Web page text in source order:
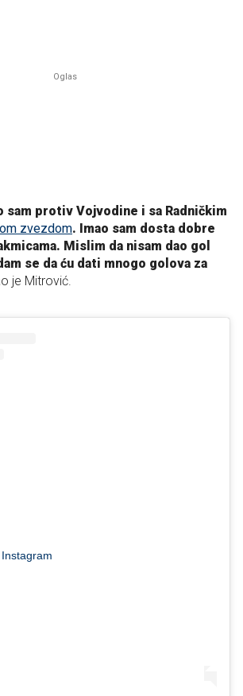
sam protiv Vojvodine i sa Radničkim
zvezdom. Imao sam dosta dobre
Mislim da nisam dao gol
se da ću dati mnogo golova za
je Mitrović.